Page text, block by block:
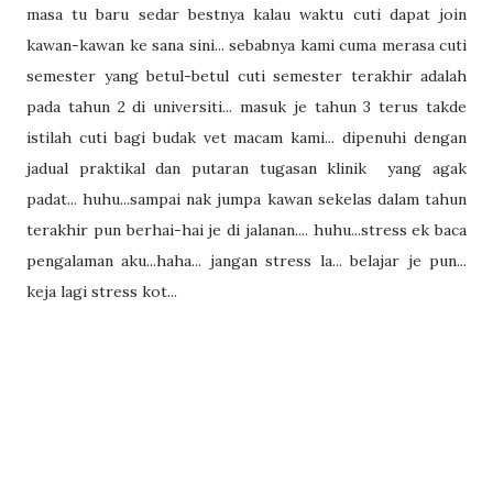
masa tu baru sedar bestnya kalau waktu cuti dapat join
kawan-kawan ke sana sini... sebabnya kami cuma merasa cuti
semester yang betul-betul cuti semester terakhir adalah
pada tahun 2 di universiti... masuk je tahun 3 terus takde
istilah cuti bagi budak vet macam kami... dipenuhi dengan
jadual praktikal dan putaran tugasan klinik yang agak
padat... huhu...sampai nak jumpa kawan sekelas dalam tahun
terakhir pun berhai-hai je di jalanan.... huhu...stress ek baca
pengalaman aku...haha... jangan stress la... belajar je pun...
keja lagi stress kot...